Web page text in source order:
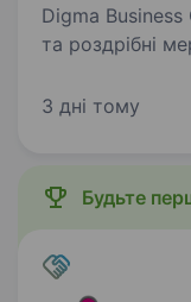
Digma Business
та роздрібні
соціальні
3 дні тому
Будьте